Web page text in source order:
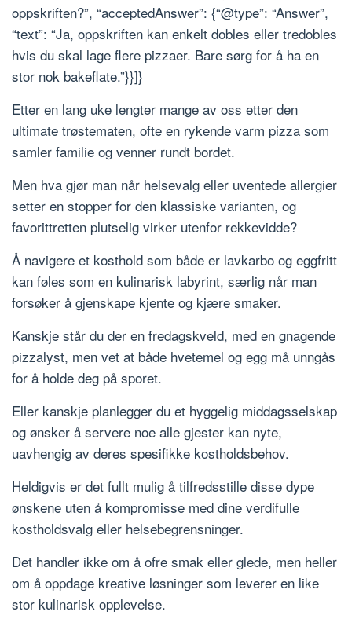
oppskriften?”, “acceptedAnswer”: {“@type”: “Answer”,
“text”: “Ja, oppskriften kan enkelt dobles eller tredobles
hvis du skal lage flere pizzaer. Bare sørg for å ha en
stor nok bakeflate.”}}]}
Etter en lang uke lengter mange av oss etter den
ultimate trøstematen, ofte en rykende varm pizza som
samler familie og venner rundt bordet.
Men hva gjør man når helsevalg eller uventede allergier
setter en stopper for den klassiske varianten, og
favorittretten plutselig virker utenfor rekkevidde?
Å navigere et kosthold som både er lavkarbo og eggfritt
kan føles som en kulinarisk labyrint, særlig når man
forsøker å gjenskape kjente og kjære smaker.
Kanskje står du der en fredagskveld, med en gnagende
pizzalyst, men vet at både hvetemel og egg må unngås
for å holde deg på sporet.
Eller kanskje planlegger du et hyggelig middagsselskap
og ønsker å servere noe alle gjester kan nyte,
uavhengig av deres spesifikke kostholdsbehov.
Heldigvis er det fullt mulig å tilfredsstille disse dype
ønskene uten å kompromisse med dine verdifulle
kostholdsvalg eller helsebegrensninger.
Det handler ikke om å ofre smak eller glede, men heller
om å oppdage kreative løsninger som leverer en like
stor kulinarisk opplevelse.